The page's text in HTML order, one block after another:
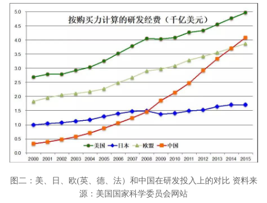
图二：美、日、欧(英、德、法）和中国在研发投入上的对比 资料来
源：美国国家科学委员会网站